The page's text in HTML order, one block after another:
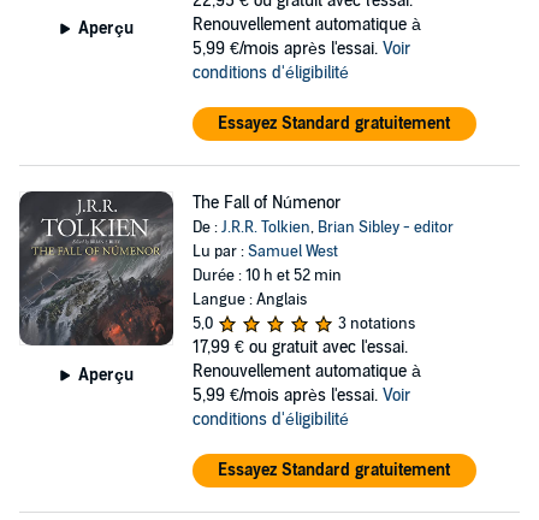
Aperçu
Renouvellement automatique à
5,99 €/mois après l'essai. Voir
conditions d'éligibilité
Essayez Standard gratuitement
Aperçu
The Fall of Númenor
De :J.R.R. Tolkien, Brian Sibley - editor
Lu par :Samuel West
Durée : 10 h et 52 min
Langue : Anglais
5,0
3 notations
17,99 € ou gratuit avec l'essai.
Renouvellement automatique à
5,99 €/mois après l'essai. Voir
conditions d'éligibilité
Essayez Standard gratuitement